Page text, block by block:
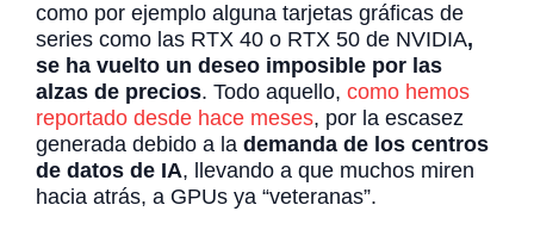
como por ejemplo alguna tarjetas gráficas de
series como las RTX 40 o RTX 50 de NVIDIA,
se ha vuelto un deseo imposible por las
alzas de precios. Todo aquello, como hemos
reportado desde hace meses, por la escasez
generada debido a la demanda de los centros
de datos de IA, llevando a que muchos miren
hacia atrás, a GPUs ya “veteranas”.